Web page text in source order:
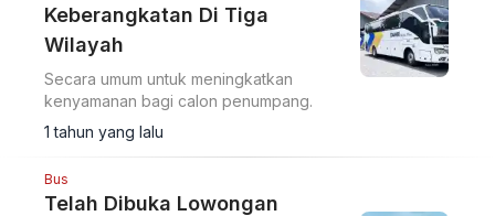
Keberangkatan Di Tiga
Wilayah
Secara umum untuk meningkatkan
kenyamanan bagi calon penumpang.
1 tahun yang lalu
Bus
Telah Dibuka Lowongan